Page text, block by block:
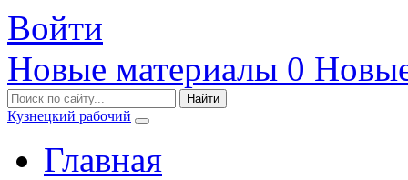
Войти
Новые материалы 0
Кузнецкий рабочий
Главная